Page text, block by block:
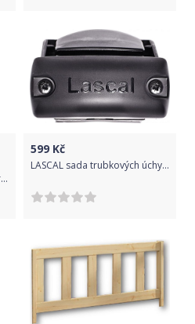
Lindam Rozšíření dětské zábrany Sure Shut a Easy Fit 28 cm bílá
599 Kč
LASCAL sada trubkových úchytů pro pouzdro zábrany KIDDYGUARD